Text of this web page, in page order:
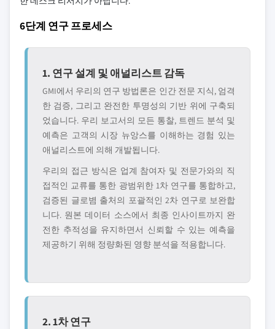
6단계 연구 프로세스
1. 연구 설계 및 애널리스트 감독
GMI에서 우리의 연구 방법론은 인간 전문 지식, 엄격
한 검증, 그리고 완전한 투명성의 기반 위에 구축되
었습니다. 우리 보고서의 모든 통찰, 트렌드 분석 및
예측은 고객의 시장 뉴앙스를 이해하는 경험 있는
애널리스트에 의해 개발됩니다.
우리의 접근 방식은 업계 참여자 및 전문가와의 직
접적인 교류를 통한 광범위한 1차 연구를 통합하고,
검증된 글로볌 출처의 포괄적인 2차 연구로 보완합
니다. 원본 데이터 소스에서 최종 인사이트까지 완
전한 추적성을 유지하면서 신뢰할 수 있는 예측을
제공하기 위해 정량화된 영향 분석을 적용합니다.
2. 1차 연구